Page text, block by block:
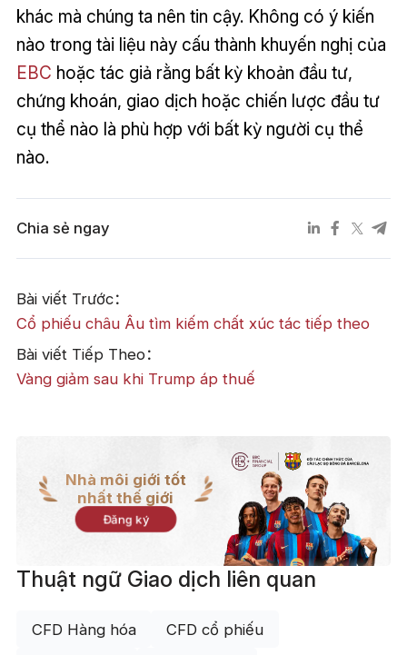
khác mà chúng ta nên tin cậy. Không có ý kiến
nào trong tài liệu này cấu thành khuyến nghị của
EBC hoặc tác giả rằng bất kỳ khoản đầu tư,
chứng khoán, giao dịch hoặc chiến lược đầu tư
cụ thể nào là phù hợp với bất kỳ người cụ thể
nào.
Chia sẻ ngay
Bài viết Trước：
Cổ phiếu châu Âu tìm kiếm chất xúc tác tiếp theo
Bài viết Tiếp Theo：
Vàng giảm sau khi Trump áp thuế
Nhà môi giới tốt
nhất thế giới
Đăng ký
Thuật ngữ Giao dịch liên quan
CFD Hàng hóa CFD cổ phiếu